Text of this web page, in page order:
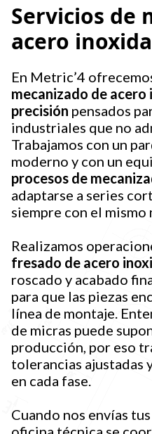
Servicios de
acero
En Metric’4
mecanizado de
precisión pensados
industriales que no
Trabajamos con un
moderno y con un
procesos de
adaptarse a series
siempre con el
Realizamos
fresado de acero
roscado y acabado
para que las piezas
línea de montaje.
de micras puede
producción, por eso
tolerancias ajustadas
en cada fase.
Cuando nos envías